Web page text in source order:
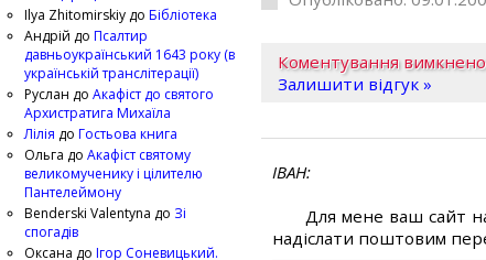
Коментування вимкнено
Залишити відгук »
ІВАН
Для мене ваш сайт
надіслати поштовим
Ilya Zhitomirskiy до Бібліотека
Андрій до Псалтир
давньоукраїнський 1643 року (в
українській транслітерації)
Руслан до Акафіст до святого
Архистратига Михаїла
Лілія до Гостьова книга
Ольга до Акафіст святому
великомученику і цілителю
Пантелеймону
Benderski Valentyna до Зі
спогадів
Оксана до Ігор Соневицький.